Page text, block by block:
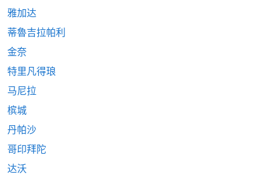
雅加达
蒂魯吉拉帕利
金奈
特里凡得琅
马尼拉
槟城
丹帕沙
哥印拜陀
达沃